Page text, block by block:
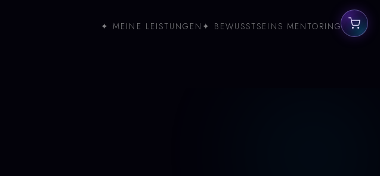
✦ MEINE LEISTUNGEN ✦ BEWUSSTSEINS MENTORING